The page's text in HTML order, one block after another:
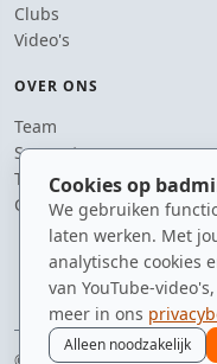
Cookies op
We gebruiken
laten werken. Met
analytische cookies
van YouTube-
meer in ons
Alleen noodzakelijk
Clubs
Video's
OVER ONS
Team
Supporters
Tip de redactie
Contact